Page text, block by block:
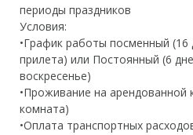
периоды праздников
Условия:
•График работы посменный (16
прилета) или Постоянный (6
воскресенье)
•Проживание на арендованной
комната)
•Оплата транспортных